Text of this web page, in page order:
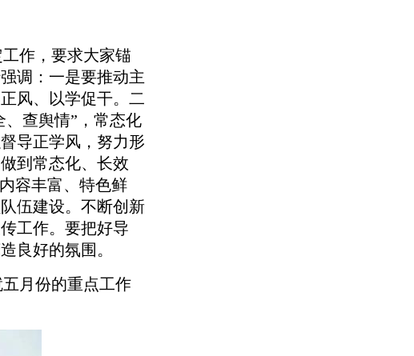
作，要求大家锚
调：一是要推动主
风、以学促干。二
查舆情”，常态化
导正学风，努力形
到常态化、长效
容丰富、特色鲜
伍建设。不断创新
工作。要把好导
良好的氛围。
月份的重点工作